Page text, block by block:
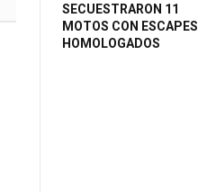
SECUESTRARON 11
MOTOS CON ESCAPES
HOMOLOGADOS